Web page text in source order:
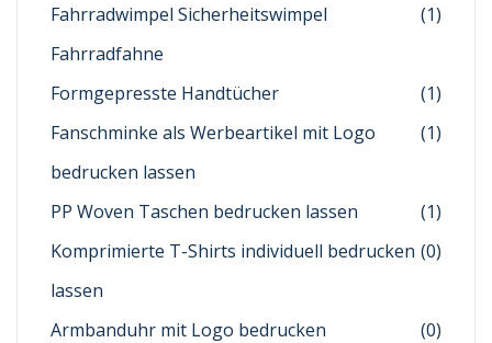
Fahrradwimpel Sicherheitswimpel
Fahrradfahne
(1)
Formgepresste Handtücher
(1)
Fanschminke als Werbeartikel mit Logo
bedrucken lassen
(1)
PP Woven Taschen bedrucken lassen
(1)
Komprimierte T-Shirts individuell bedrucken
lassen
(0)
Armbanduhr mit Logo bedrucken
(0)